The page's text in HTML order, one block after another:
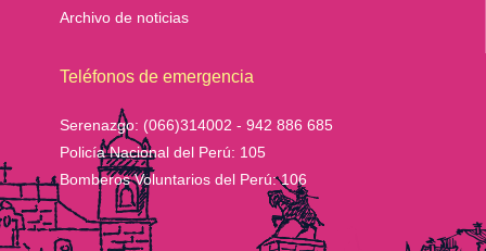
Archivo de noticias
Teléfonos de emergencia
Serenazgo: (066)314002 - 942 886 685
Policía Nacional del Perú: 105
Bomberos Voluntarios del Perú:106